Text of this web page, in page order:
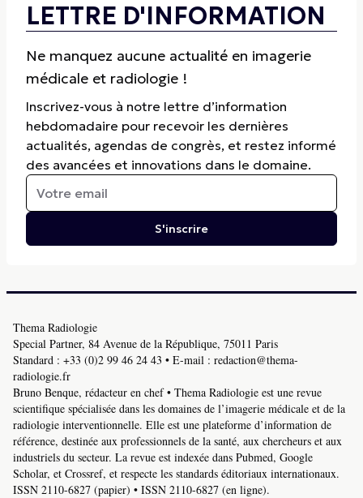
LETTRE D'INFORMATION
Ne manquez aucune actualité en imagerie
médicale et radiologie !
Inscrivez-vous à notre lettre d’information
hebdomadaire pour recevoir les dernières
actualités, agendas de congrès, et restez informé
des avancées et innovations dans le domaine.
S'inscrire
Thema Radiologie
Special Partner, 84 Avenue de la République, 75011 Paris
Standard : +33 (0)2 99 46 24 43 • E-mail : redaction@thema-
radiologie.fr
Bruno Benque, rédacteur en chef • Thema Radiologie est une revue
scientifique spécialisée dans les domaines de l’imagerie médicale et de la
radiologie interventionnelle. Elle est une plateforme d’information de
référence, destinée aux professionnels de la santé, aux chercheurs et aux
industriels du secteur. La revue est indexée dans Pubmed, Google
Scholar, et Crossref, et respecte les standards éditoriaux internationaux.
ISSN 2110-6827 (papier) • ISSN 2110-6827 (en ligne).